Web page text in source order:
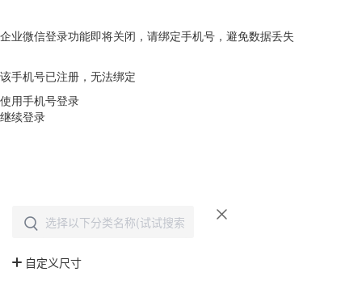
企业微信登录功能即将关闭，请绑定手机号，避免数据丢失
该手机号已注册，无法绑定
使用手机号登录
继续登录